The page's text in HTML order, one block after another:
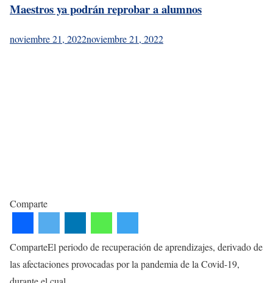
Maestros ya podrán reprobar a alumnos
noviembre 21, 2022noviembre 21, 2022
Comparte
ComparteEl periodo de recuperación de aprendizajes, derivado de
las afectaciones provocadas por la pandemia de la Covid-19,